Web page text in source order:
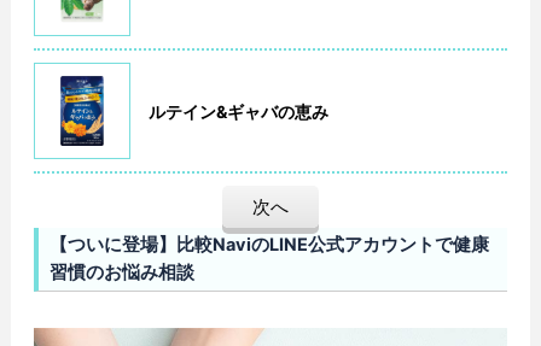
ルテイン&ギャバの恵み
次へ
【ついに登場】比較NaviのLINE公式アカウントで健康
習慣のお悩み相談